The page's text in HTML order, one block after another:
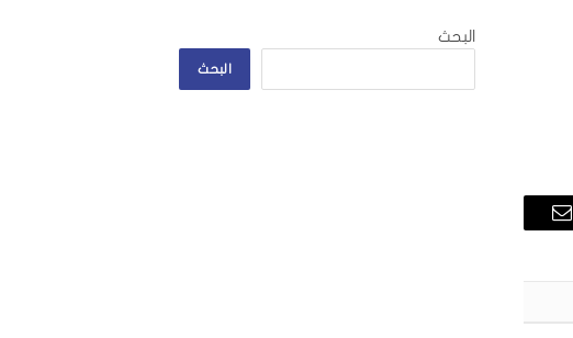
البريد
البحث
البحث